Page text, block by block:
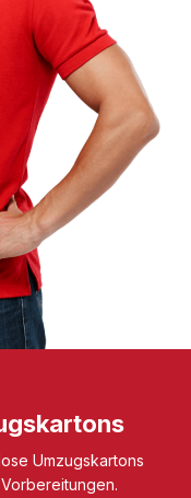
Umzugskartons